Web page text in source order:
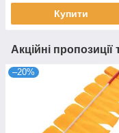
Купити
Акційні
–20%